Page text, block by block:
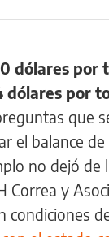
dólares por
dólares por
que
el balance
no dejó
Correa y
condiciones